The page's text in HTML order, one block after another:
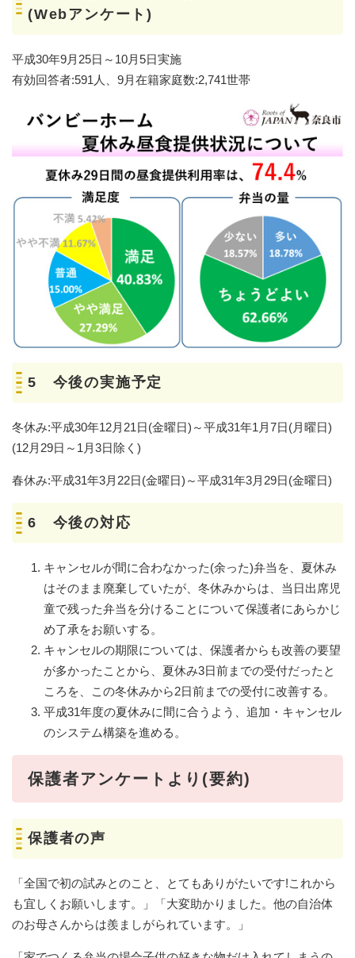
(Webアンケート)
平成30年9月25日～10月5日実施
有効回答者:591人、9月在籍家庭数:2,741世帯
5 今後の実施予定
冬休み:平成30年12月21日(金曜日)～平成31年1月7日(月曜日)
(12月29日～1月3日除く)
春休み:平成31年3月22日(金曜日)～平成31年3月29日(金曜日)
6 今後の対応
キャンセルが間に合わなかった(余った)弁当を、夏休み
はそのまま廃棄していたが、冬休みからは、当日出席児
童で残った弁当を分けることについて保護者にあらかじ
め了承をお願いする。
キャンセルの期限については、保護者からも改善の要望
が多かったことから、夏休み3日前までの受付だったと
ころを、この冬休みから2日前までの受付に改善する。
平成31年度の夏休みに間に合うよう、追加・キャンセル
のシステム構築を進める。
保護者アンケートより(要約)
保護者の声
「全国で初の試みとのこと、とてもありがたいです!これから
も宜しくお願いします。」「大変助かりました。他の自治体
のお母さんからは羨ましがられています。」